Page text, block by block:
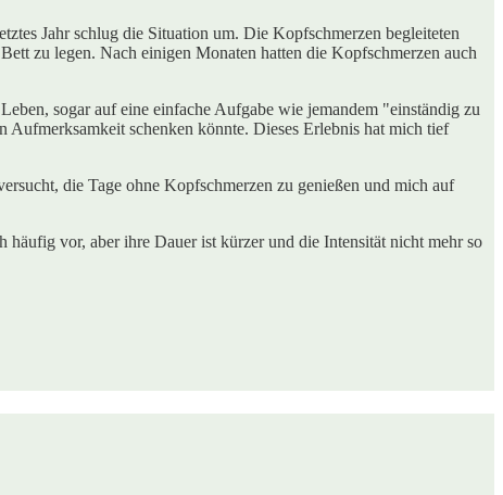
Jahr schlug die Situation um. Die Kopfschmerzen begleiteten
zu legen. Nach einigen Monaten hatten die Kopfschmerzen auch
sogar auf eine einfache Aufgabe wie jemandem "einständig zu
schenken könnte. Dieses Erlebnis hat mich tief
die Tage ohne Kopfschmerzen zu genießen und mich auf
häufig vor, aber ihre Dauer ist kürzer und die Intensität nicht mehr so